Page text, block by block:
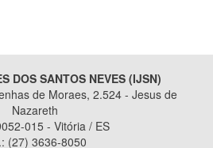
DOS SANTOS NEVES (IJSN)
de Moraes, 2.524 - Jesus de
Nazareth
015 - Vitória / ES
(27) 3636-8050